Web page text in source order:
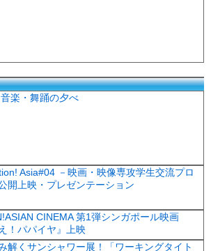
楽・舞踊の夕べ
Asia#04 －映画・映像専攻学生交流プロ
開上映・プレゼンテーション
CINEMA 第1弾シンガポール映画
！パパイヤ』上映
解くサンシャワー展！「ワーキングタイト